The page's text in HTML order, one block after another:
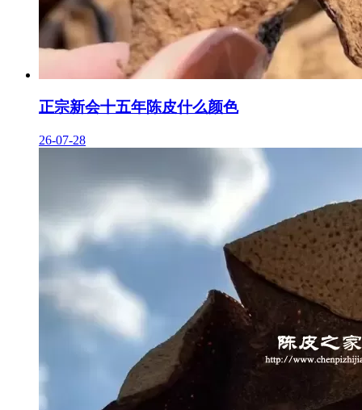
正宗新会十五年陈皮什么颜色
26-07-28